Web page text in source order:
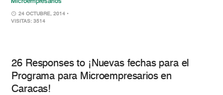
24 OCTUBRE, 2014 •
VISITAS: 3514
26 Responses to ¡Nuevas fechas para el
Programa para Microempresarios en
Caracas!